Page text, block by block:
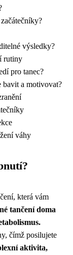
výsledky?
rutiny
pro tanec?
bavit a motivovat?
váhy
která vám
tančení doma
čímž posilujete
aktivita,